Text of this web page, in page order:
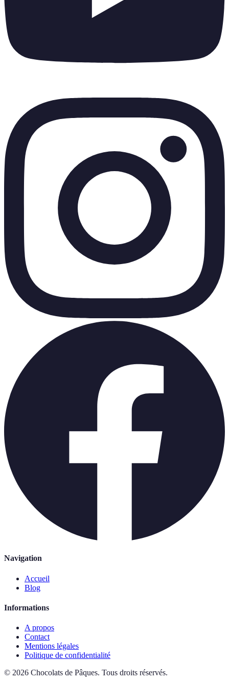
Navigation
Accueil
Blog
Informations
A propos
Contact
Mentions légales
Politique de confidentialité
© 2026 Chocolats de Pâques. Tous droits réservés.